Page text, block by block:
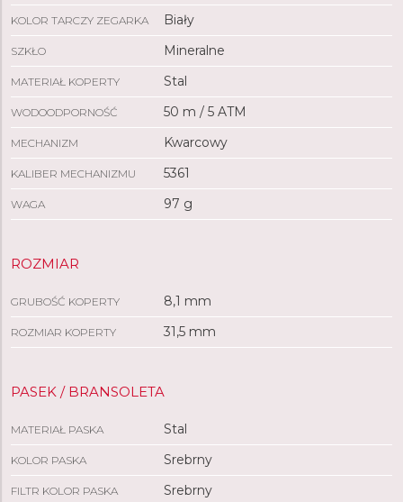
KOLOR TARCZY ZEGARKA Biały
SZKŁO Mineralne
MATERIAŁ KOPERTY Stal
WODOODPORNOŚĆ 50 m / 5 ATM
MECHANIZM Kwarcowy
KALIBER MECHANIZMU 5361
WAGA 97 g
ROZMIAR
GRUBOŚĆ KOPERTY 8,1 mm
ROZMIAR KOPERTY 31,5 mm
PASEK / BRANSOLETA
MATERIAŁ PASKA Stal
KOLOR PASKA Srebrny
FILTR KOLOR PASKA Srebrny